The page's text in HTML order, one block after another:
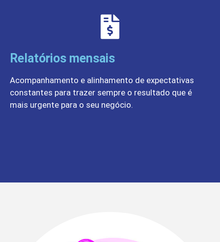
Relatórios mensais
Acompanhamento e alinhamento de expectativas
constantes para trazer sempre o resultado que é
mais urgente para o seu negócio.